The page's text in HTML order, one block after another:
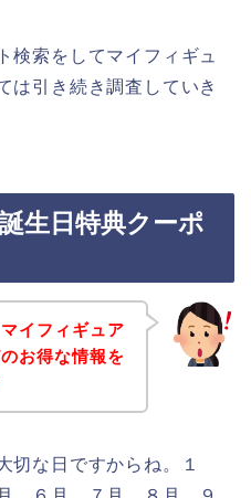
検索をしてマイフィギュ
は引き続き調査していき
生日特典クーポ
イフィギュア
お得な情報を
切な日ですからね。１